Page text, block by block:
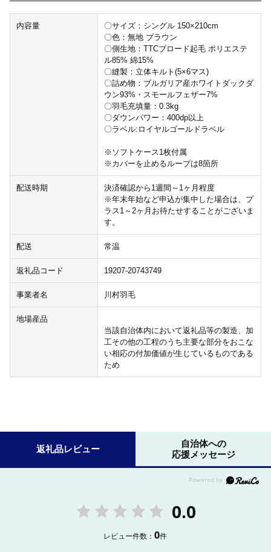
内容量
〇サイズ：シングル 150×210cm
〇色：無地 ブラウン
〇側生地：TTCブロード起毛 ポリエステ
ル85% 綿15%
〇縫製：立体キルト(5×6マス)
〇詰め物：ブルガリア産ホワイトダックダ
ウン93%・スモールフェザー7%
〇羽毛充填量：0.3kg
〇ダウンパワー：400dp以上
〇ラベル:ロイヤルゴールドラベル
※ソフトケース1枚付属
※カバーを止めるループは8箇所
配送時期
決済確認から1週間～1ヶ月程度
※年末年始など申込が集中した場合は、プ
ラス1～2ヶ月お待たせすることがございま
す。
配送 常温
返礼品コード 19207-20743749
事業者名 川村羽毛
地場産品
当該自治体内において返礼品等の製造、加
工その他の工程のうち主要な部分をおこな
い相応の付加価値が生じているものである
ため
返礼品レビュー
自治体への
応援メッセージ
0.0
レビュー件数：0件